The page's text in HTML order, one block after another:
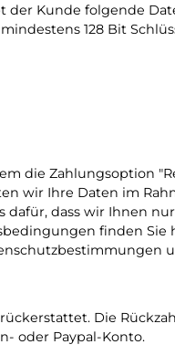
Kunde folgende
128 Bit
die Zahlungsoption
wir Ihre Daten im
dass wir Ihnen
finden Sie
Die
oder Paypal-Konto.